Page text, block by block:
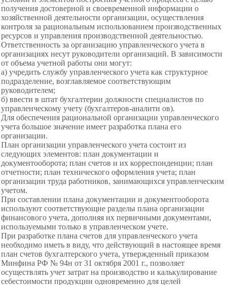
получения достоверной и своевременной информации о
хозяйственной деятельности организации, осуществления
контроля за рациональным использованием производственных
ресурсов и управления производственной деятельностью.
Ответственность за организацию управленческого учета в
организациях несут руководители организаций. В зависимости
от объема учетной работы они могут:
а) учредить службу управленческого учета как структурное
подразделение, возглавляемое соответствующим
руководителем;
б) ввести в штат бухгалтерии должности специалистов по
управленческому учету (бухгалтеров-аналити ов).
Для обеспечения рациональной организации управленческого
учета большое значение имеет разработка плана его
организации.
План организации управленческого учета состоит из
следующих элементов: план документации и
документооборота; план счетов и их корреспонденции; план
отчетности; план технического оформления учета; план
организации труда работников, занимающихся управленческим
учетом.
При составлении плана документации и документооборота
используют соответствующие разделы плана организации
финансового учета, дополняя их первичными документами,
используемыми только в управленческом учете.
При разработке плана счетов для управленческого учета
необходимо иметь в виду, что действующий в настоящее время
план счетов бухгалтерского учета, утвержденный приказом
Минфина РФ № 94н от 31 октября 2001 г., позволяет
осуществлять учет затрат на производство и калькулирование
себестоимости продукции одновременно для целей